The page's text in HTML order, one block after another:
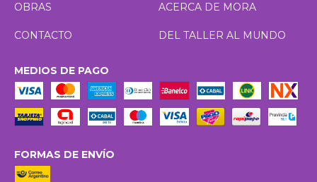
OBRAS ACERCA DE MORA
CONTACTO DEL TALLER AL MUNDO
MEDIOS DE PAGO
FORMAS DE ENVÍO